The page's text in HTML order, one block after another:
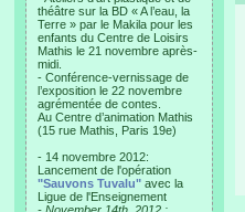
théâtre sur la BD « A l’eau, la
Terre » par le Makila pour les
enfants du Centre de Loisirs
Mathis le 21 novembre après-
midi.
- Conférence-vernissage de
l’exposition le 22 novembre
agrémentée de contes.
Au Centre d’animation Mathis
(15 rue Mathis, Paris 19e)
- 14 novembre 2012:
Lancement de l'opération
"Sauvons Tuvalu" avec la
Ligue de l'Enseignement